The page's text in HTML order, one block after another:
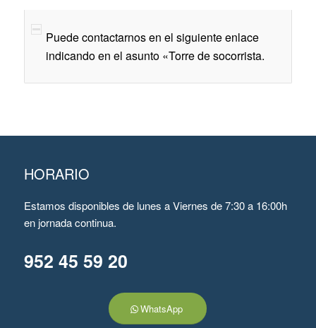
Puede contactarnos en el siguiente enlace
indicando en el asunto «Torre de socorrista.
HORARIO
Estamos disponibles de lunes a Viernes de 7:30 a 16:00h
en jornada continua.
952 45 59 20
WhatsApp